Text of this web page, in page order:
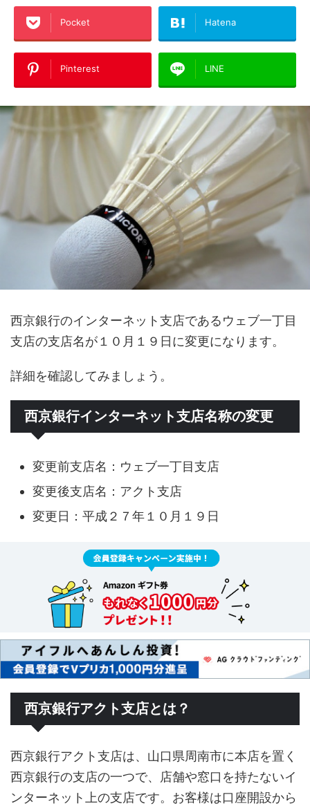
Pocket Hatena
Pinterest LINE
西京銀行のインターネット支店であるウェブ一丁目
支店の支店名が１０月１９日に変更になります。
詳細を確認してみましょう。
西京銀行インターネット支店名称の変更
変更前支店名：ウェブ一丁目支店
変更後支店名：アクト支店
変更日：平成２７年１０月１９日
西京銀行アクト支店とは？
西京銀行アクト支店は、山口県周南市に本店を置く
西京銀行の支店の一つで、店舗や窓口を持たないイ
ンターネット上の支店です。お客様は口座開設から